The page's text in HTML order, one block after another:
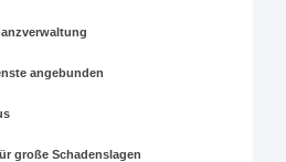
angebunden
große Schadenslagen